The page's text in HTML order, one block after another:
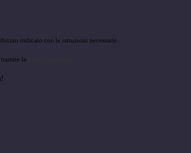
indicato con le istruzioni necessarie.
la